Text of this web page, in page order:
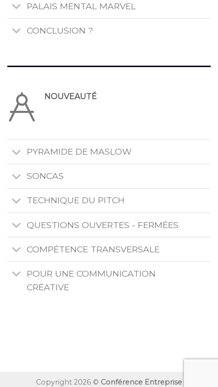
PALAIS MENTAL MARVEL
CONCLUSION ?
NOUVEAUTÉ
PYRAMIDE DE MASLOW
SONCAS
TECHNIQUE DU PITCH
QUESTIONS OUVERTES - FERMÉES
COMPÉTENCE TRANSVERSALE
POUR UNE COMMUNICATION
CRÉATIVE
Copyright 2026 © Conférence Entreprise